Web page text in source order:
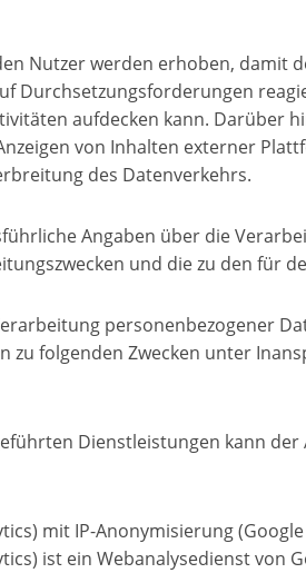
Nutzer werden erhoben, damit
Durchsetzungsforderungen
aufdecken kann. Darüber
von Inhalten externer
des Datenverkehrs.
Angaben über die
und die zu den für
personenbezogener
zu folgenden Zwecken unter
Dienstleistungen kann
mit IP-Anonymisierung
ist ein Webanalysedienst von